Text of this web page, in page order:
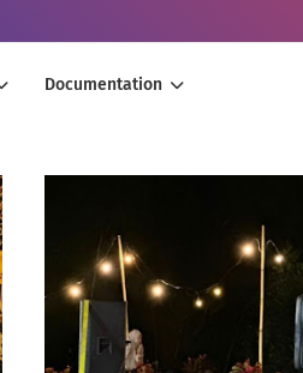
Documentation